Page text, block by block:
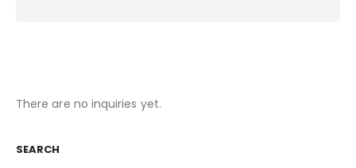
There are no inquiries yet.
SEARCH